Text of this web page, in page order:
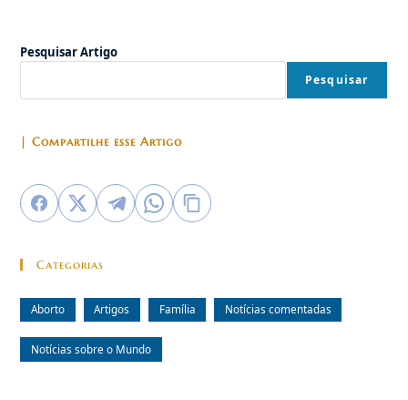
Pesquisar Artigo
Pesquisar
| Compartilhe esse Artigo
Categorias
Aborto Artigos Família Notícias comentadas
Notícias sobre o Mundo